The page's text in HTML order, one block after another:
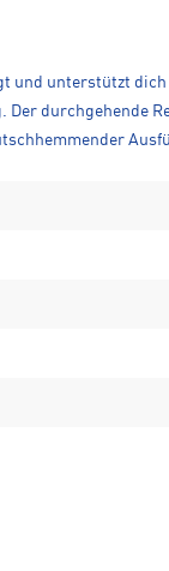
und unterstützt
durchgehende